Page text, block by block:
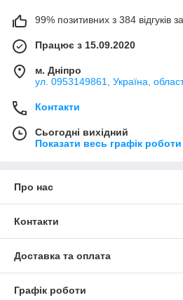
99% позитивних з 384 відгуків
Працює з 15.09.2020
м. Дніпро
ул. 0953149861, Україна,
Контакти
Сьогодні вихідний
Показати весь графік роботи
Про нас
Контакти
Доставка та оплата
Графік роботи